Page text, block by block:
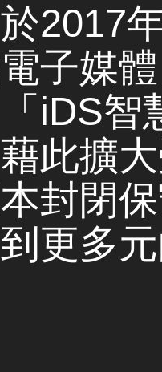
2017
子媒
iDS智
此擴
封閉
更多